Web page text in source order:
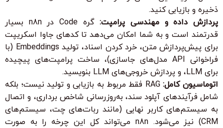
ذخیره و بازیابی کنید.
پردازش داده و مهندسی پرامپت:گره Code
در n8n بسیار
قدرتمند است و به شما امکان می‌دهد تا کدهای جاوا اسکریپت
برای پیش‌پردازش متن، خرد کردن اسناد، تولید Embeddings (با
فراخوانی API مدل‌های جاسازی)، ساخت پرامپت‌های پیچیده
برای LLM، و پردازش خروجی‌های LLM بنویسید.
اتوماسیون کامل:
RAG فقط مربوط به بازیابی و تولید نیست؛ بلکه
شامل فرآیندهای آپلود سند، به‌روزرسانی شاخص برداری، و اتصال
به سیستم‌های کاربر نهایی (مانند ربات‌های چت، سیستم‌های
CRM) نیز می‌شود. n8n می‌تواند کل این چرخه را به صورت